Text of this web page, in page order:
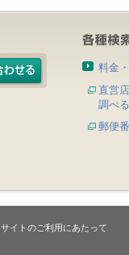
料金
直営
調べる
郵便
サイトのご利用にあたって